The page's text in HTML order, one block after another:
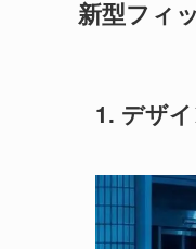
新型フィ
1. デザ